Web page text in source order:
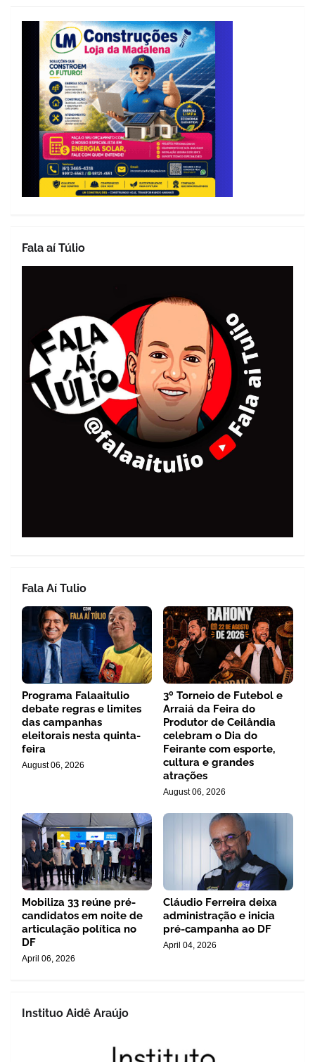
Fala aí Túlio
Fala Aí Tulio
Programa Falaaitulio
debate regras e limites
das campanhas
eleitorais nesta quinta-
feira
August 06, 2026
3º Torneio de Futebol e
Arraiá da Feira do
Produtor de Ceilândia
celebram o Dia do
Feirante com esporte,
cultura e grandes
atrações
August 06, 2026
Mobiliza 33 reúne pré-
candidatos em noite de
articulação política no
DF
April 06, 2026
Cláudio Ferreira deixa
administração e inicia
pré-campanha ao DF
April 04, 2026
Instituo Aidê Araújo